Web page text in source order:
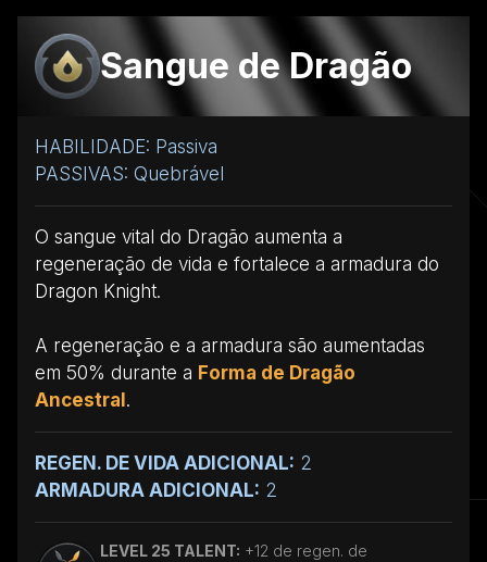
Sangue de Dragão
HABILIDADE: Passiva
PASSIVAS: Quebrável
O sangue vital do Dragão aumenta a
regeneração de vida e fortalece a armadura do
Dragon Knight.
A regeneração e a armadura são aumentadas
em 50% durante a Forma de Dragão
Ancestral.
REGEN. DE VIDA ADICIONAL: 2
ARMADURA ADICIONAL: 2
LEVEL 25 TALENT: +12 de regen. de